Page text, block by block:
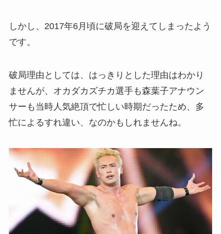
しかし、2017年6月頃に破局を迎えてしまったよう
です。
破局理由としては、はっきりとした理由はわかり
ませんが、オカダカズチカ選手も森葉子アナウン
サーも当時人気絶頂で忙しい時期だったため、多
忙によるすれ違い、なのかもしれませんね。